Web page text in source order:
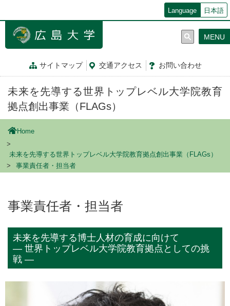
ン
Language 日本語
サイトマップ 交通アクセス お問い合わせ
MENU
未来を先導する世界トップレベル大学院教育
拠点創出事業（FLAGs）
Home
未来を先導する世界トップレベル大学院教育拠点創出事業（FLAGs）
事業責任者・担当者
事業責任者・担当者
未来を先導する博士人材の育成に向けて
― 世界トップレベル大学院教育拠点としての挑
戦 ―